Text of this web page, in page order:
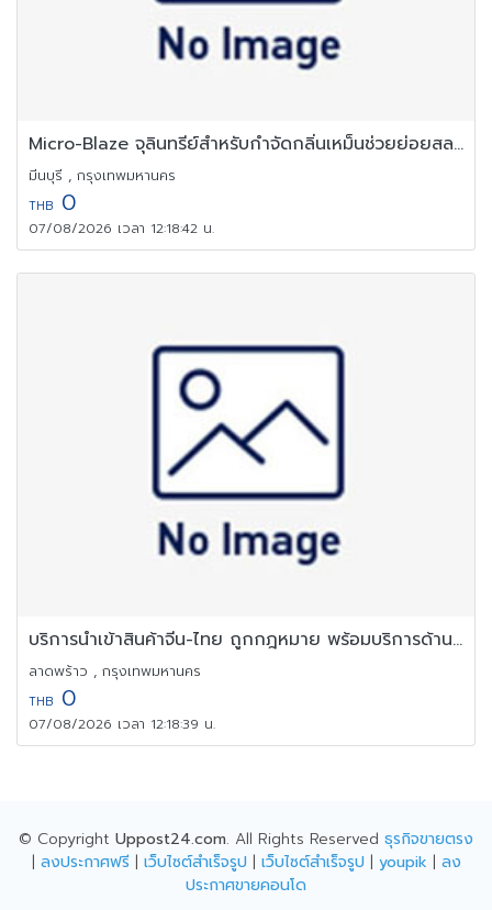
Micro-Blaze จุลินทรีย์สำหรับกำจัดกลิ่นเหม็นช่วยย่อยสลายสิ่งปฎิกูล
มีนบุรี , กรุงเทพมหานคร
THB 0
07/08/2026 เวลา 12:18:42 น.
บริการนำเข้าสินค้าจีน-ไทย ถูกกฎหมาย พร้อมบริการด้านเอกสารครบวงจร
ลาดพร้าว , กรุงเทพมหานคร
THB 0
07/08/2026 เวลา 12:18:39 น.
© Copyright Uppost24.com. All Rights Reserved ธุรกิจขายตรง
| ลงประกาศฟรี| เว็บไซต์สำเร็จรูป | เว็บไซต์สำเร็จรูป | youpik | ลง
ประกาศขายคอนโด